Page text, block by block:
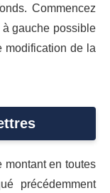
Commencez
gauche possible
modification de la
montant en toutes
précédemment